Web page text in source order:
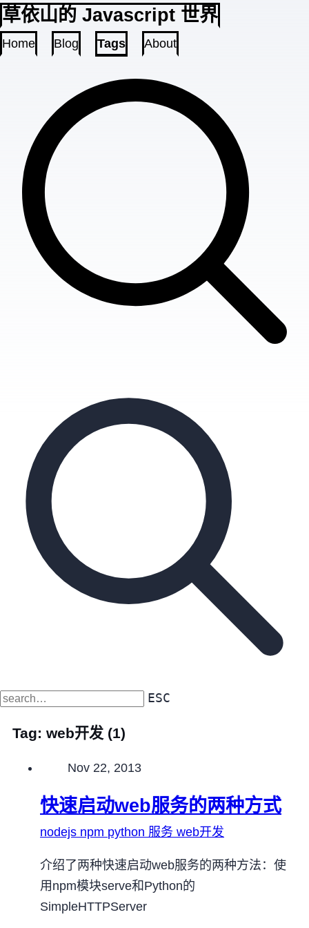
草依山的 Javascript 世界
Home Blog Tags About
ESC
Tag: web开发 (1)
Published on
Nov 22, 2013
快速启动web服务的两种方式
nodejs npm python 服务 web开发
介绍了两种快速启动web服务的两种方法：使
用npm模块serve和Python的
SimpleHTTPServer